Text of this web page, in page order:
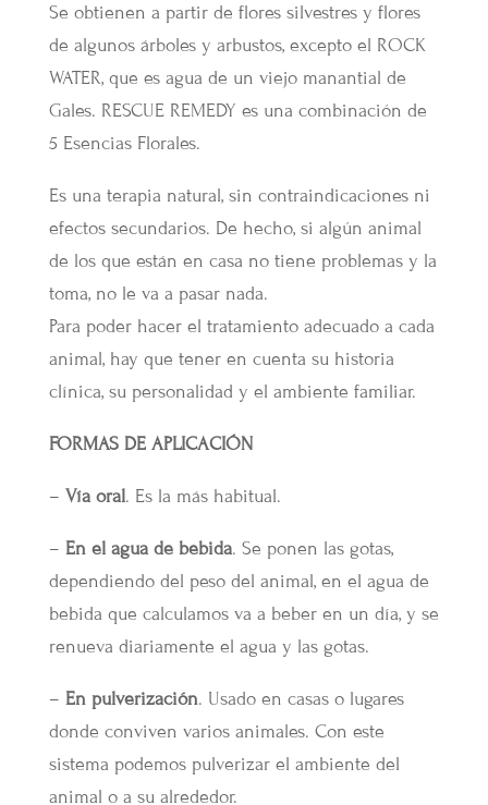
Se obtienen a partir de flores silvestres y flores
de algunos árboles y arbustos, excepto el ROCK
WATER, que es agua de un viejo manantial de
Gales. RESCUE REMEDY es una combinación de
5 Esencias Florales.
Es una terapia natural, sin contraindicaciones ni
efectos secundarios. De hecho, si algún animal
de los que están en casa no tiene problemas y la
toma, no le va a pasar nada.
Para poder hacer el tratamiento adecuado a cada
animal, hay que tener en cuenta su historia
clínica, su personalidad y el ambiente familiar.
FORMAS DE APLICACIÓN
– Vía oral. Es la más habitual.
– En el agua de bebida. Se ponen las gotas,
dependiendo del peso del animal, en el agua de
bebida que calculamos va a beber en un día, y se
renueva diariamente el agua y las gotas.
– En pulverización. Usado en casas o lugares
donde conviven varios animales. Con este
sistema podemos pulverizar el ambiente del
animal o a su alrededor.